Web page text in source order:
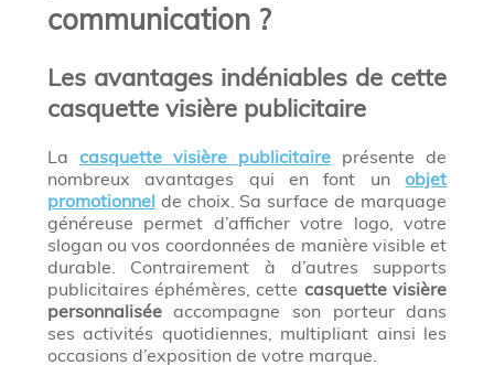
communication ?
Les avantages indéniables de cette
casquette visière publicitaire
La casquette visière publicitaire présente de
nombreux avantages qui en font unobjet
promotionnelde choix. Sa surface de marquage
généreuse permet d’afficher votre logo, votre
slogan ou vos coordonnées de manière visible et
durable. Contrairement à d’autres supports
publicitaires éphémères, cette casquette visière
personnaliséeaccompagne son porteur dans
ses activités quotidiennes, multipliant ainsi les
occasions d’exposition de votre marque.